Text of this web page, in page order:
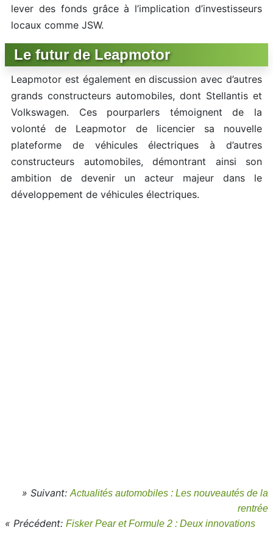
lever des fonds grâce à l’implication d’investisseurs
locaux comme JSW.
Le futur de Leapmotor
Leapmotor est également en discussion avec d’autres
grands constructeurs automobiles, dont Stellantis et
Volkswagen. Ces pourparlers témoignent de la
volonté de Leapmotor de licencier sa nouvelle
plateforme de véhicules électriques à d’autres
constructeurs automobiles, démontrant ainsi son
ambition de devenir un acteur majeur dans le
développement de véhicules électriques.
» Suivant:Actualités automobiles : Les nouveautés de la
rentrée
« Précédent: Fisker Pear et Formule 2 : Deux innovations